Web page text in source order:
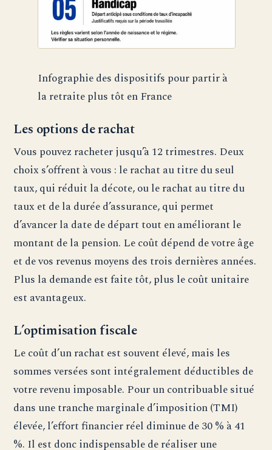
Infographie des dispositifs pour partir à
la retraite plus tôt en France
Les options de rachat
Vous pouvez racheter jusqu’à 12 trimestres. Deux
choix s’offrent à vous : le rachat au titre du seul
taux, qui réduit la décote, ou le rachat au titre du
taux et de la durée d’assurance, qui permet
d’avancer la date de départ tout en améliorant le
montant de la pension. Le coût dépend de votre âge
et de vos revenus moyens des trois dernières années.
Plus la demande est faite tôt, plus le coût unitaire
est avantageux.
L’optimisation fiscale
Le coût d’un rachat est souvent élevé, mais les
sommes versées sont intégralement déductibles de
votre revenu imposable. Pour un contribuable situé
dans une tranche marginale d’imposition (TMI)
élevée, l’effort financier réel diminue de 30 % à 41
%. Il est donc indispensable de réaliser une